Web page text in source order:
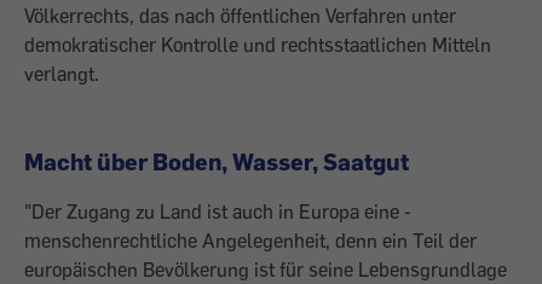
Völkerrechts, das nach öffentlichen Ver­fahren unter
demokratischer Kontrolle und rechtsstaatlichen Mitteln
verlangt.
Macht über Boden, Wasser, Saatgut
"Der ­Zugang zu Land ist auch in Europa eine ­
menschenrechtliche Angelegenheit, denn ein Teil der
europäischen Bevölkerung ist für seine Lebensgrundlage